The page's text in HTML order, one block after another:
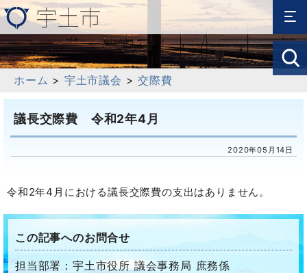
ホーム > 宇土市議会 >交際費
議長交際費 令和2年4月
2020年05月14日
令和2年4月における議長交際費の支出はありません。
この記事へのお問合せ
担当部署：宇土市役所 議会事務局 庶務係